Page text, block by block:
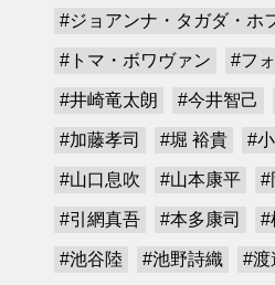
#ジョアンナ・タガダ・ホ
#トマ・ボワヴァン #フ
#井崎竜太朗 #今井智己
#加藤孝司 #堀 裕貴 #
#山口息吹 #山本康平 #
#引網真吾 #本多康司 #
#池谷陸 #池野詩織 #渡